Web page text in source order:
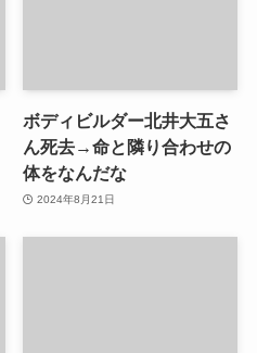
ボディビルダー北井大五さ
ん死去→命と隣り合わせの
体をなんだな
2024年8月21日